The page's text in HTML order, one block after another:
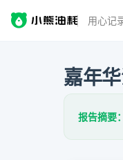
用心记
嘉年
报告摘要：